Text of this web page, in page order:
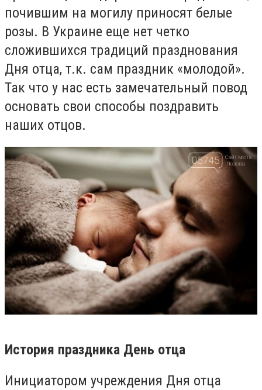
почившим на могилу приносят белые
розы. В Украине еще нет четко
сложившихся традиций празднования
Дня отца, т.к. сам праздник «молодой».
Так что у нас есть замечательный повод
основать свои способы поздравить
наших отцов.
История праздника День отца
Инициатором учреждения Дня отца